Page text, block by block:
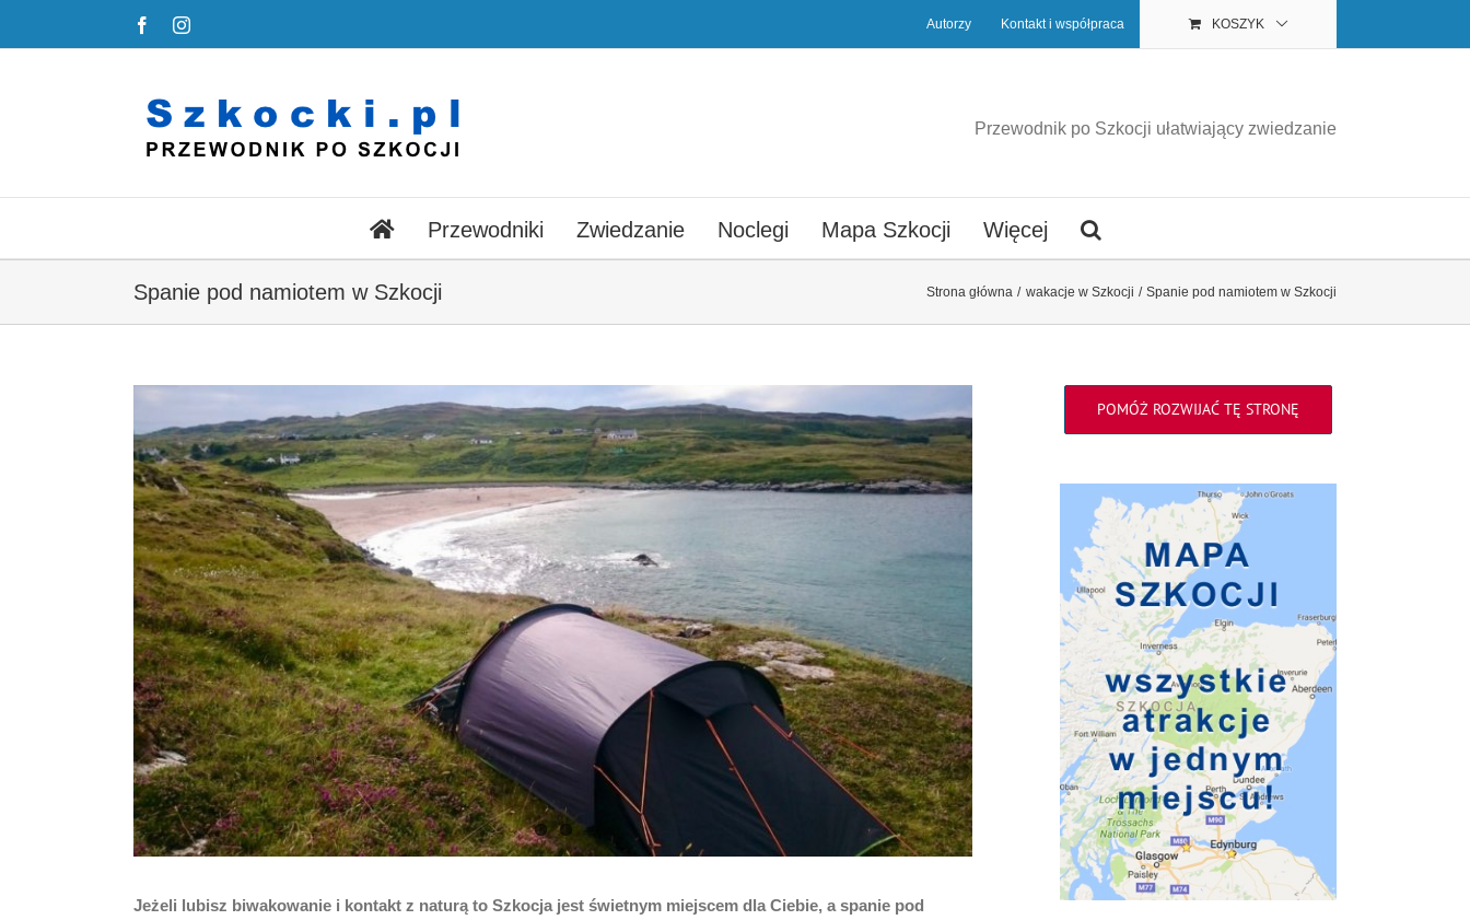
do
FacebookInstagram Autorzy Kontakt i współpraca KOSZYK
Przewodnik po Szkocji ułatwiający zwiedzanie
Przewodniki Zwiedzanie Noclegi Mapa Szkocji Więcej
Spanie pod namiotem w Szkocji Strona główna wakacje w Szkocji Spanie pod namiotem w Szkocji
większy
obrazek
Jeżeli lubisz biwakowanie i kontakt z naturą to Szkocja jest świetnym miejscem dla Ciebie, a spanie pod
POMÓŻ ROZWIJAĆ TĘ STRONĘ